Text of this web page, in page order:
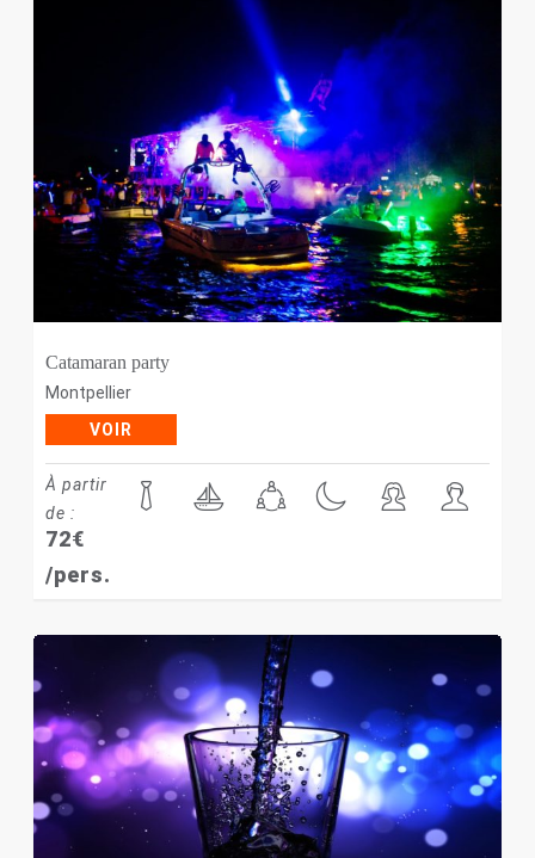
Catamaran party
Montpellier
VOIR
À partir
de :
72€
/pers.